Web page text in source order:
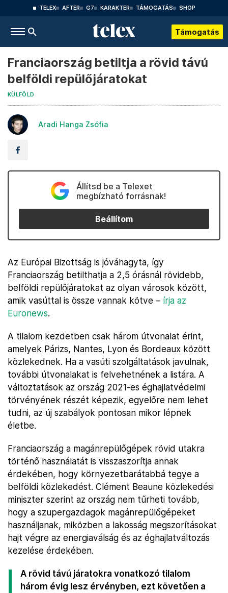
TELEX AFTER G7 KARAKTER TÁMOGATÁS SHOP
Támogatás
Franciaország betiltja a rövid távú
belföldi repülőjáratokat
KÜLFÖLD
Aradi Hanga Zsófia
Állítsd be a Telexet
megbízható forrásnak!
Beállítom
Az Európai Bizottság is jóváhagyta, így
Franciaország betilthatja a 2,5 órásnál rövidebb,
belföldi repülőjáratokat az olyan városok között,
amik vasúttal is össze vannak kötve – írja az
Euronews.
A tilalom kezdetben csak három útvonalat érint,
amelyek Párizs, Nantes, Lyon és Bordeaux között
közlekednek. Ha a vasúti szolgáltatások javulnak,
további útvonalakat is felvehetnének a listára. A
változtatások az ország 2021-es éghajlatvédelmi
törvényének részét képezik, egyelőre nem lehet
tudni, az új szabályok pontosan mikor lépnek
életbe.
Franciaország a magánrepülőgépek rövid utakra
történő használatát is visszaszorítja annak
érdekében, hogy környezetbarátabbá tegye a
belföldi közlekedést. Clément Beaune közlekedési
miniszter szerint az ország nem tűrheti tovább,
hogy a szupergazdagok magánrepülőgépeket
használjanak, miközben a lakosság megszorításokat
hajt végre az energiaválság és az éghajlatváltozás
kezelése érdekében.
A rövid távú járatokra vonatkozó tilalom
három évig lesz érvényben, ezt követően a